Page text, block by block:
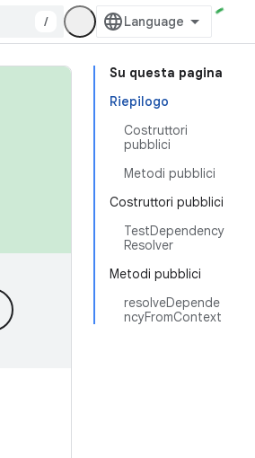
/
Su questa pagina
Riepilogo
Costruttori
pubblici
Metodi pubblici
Costruttori pubblici
TestDependency
Resolver
Metodi pubblici
resolveDepende
ncyFromContext